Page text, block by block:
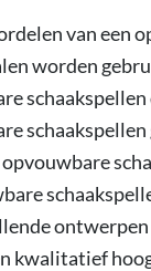
van een
worden
schaakspellen
kwalitatief